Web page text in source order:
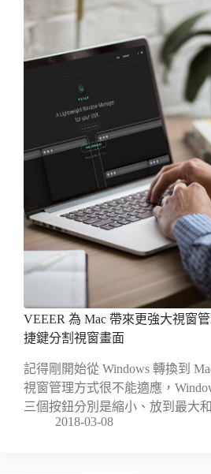
VEEER 為 Mac 帶來更強大視窗
捷鍵分割視窗畫面
記得剛開始從 Windows 轉換到
視窗管理方式很不能適應，
三個按鈕分別是縮小、放到最大
2018-03-08